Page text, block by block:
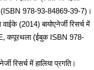
(ISBN 978-93-84869-39-7)।
(2014) बायोएनेर्जी रिसर्च में
कपूरथला (ईबुक ISBN 978-
रिसर्च में हालिया प्रगति।